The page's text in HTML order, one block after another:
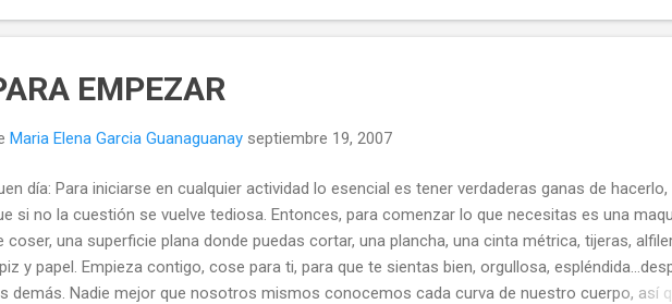
poner en marcha mis máquinas. Por el momento con ...
EMPEZAR
Maria Elena Garcia Guanaguanay septiembre 19, 2007
día: Para iniciarse en cualquier actividad lo esencial es tener verdaderas ganas de
si no la cuestión se vuelve tediosa. Entonces, para comenzar lo que necesitas es una
coser, una superficie plana donde puedas cortar, una plancha, una cinta métrica, tijeras,
y papel. Empieza contigo, cose para ti, para que te sientas bien, orgullosa,
demás. Nadie mejor que nosotros mismos conocemos cada curva de nuestro cuerpo, así